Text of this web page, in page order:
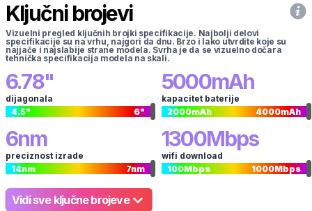
Ključni brojevi
Vizuelni pregled ključnih brojki specifikacije. Najbolji delovi
specifikacije su na vrhu, najgori da dnu. Brzo i lako utvrdite koje su
najjače i najslabije strane modela. Svrha je da se vizuelno dočara
tehnička specifikacija modela na skali.
6.78"
dijagonala
4.5" 6"
5000mAh
kapacitet baterije
2000mAh 4000mAh
6nm
preciznost izrade
14nm 7nm
1300Mbps
wifi download
100Mbps 1000Mbps
Vidi sve ključne brojeve